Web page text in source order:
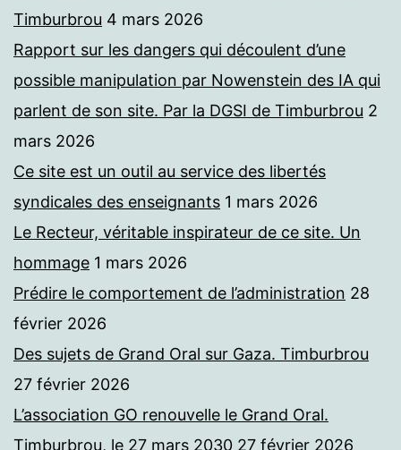
Timburbrou 4 mars 2026
Rapport sur les dangers qui découlent d’une
possible manipulation par Nowenstein des IA qui
parlent de son site. Par la DGSI de Timburbrou 2
mars 2026
Ce site est un outil au service des libertés
syndicales des enseignants 1 mars 2026
Le Recteur, véritable inspirateur de ce site. Un
hommage 1 mars 2026
Prédire le comportement de l’administration 28
février 2026
Des sujets de Grand Oral sur Gaza. Timburbrou
27 février 2026
L’association GO renouvelle le Grand Oral.
Timburbrou, le 27 mars 2030 27 février 2026